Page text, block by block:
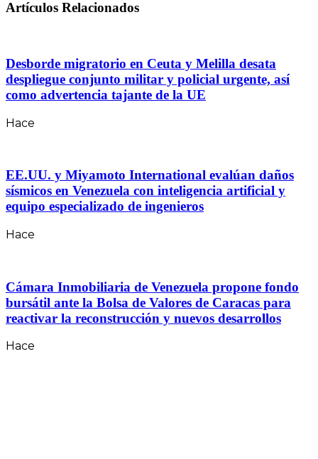
Artículos Relacionados
Desborde migratorio en Ceuta y Melilla desata
despliegue conjunto militar y policial urgente, así
como advertencia tajante de la UE
Hace
EE.UU. y Miyamoto International evalúan daños
sísmicos en Venezuela con inteligencia artificial y
equipo especializado de ingenieros
Hace
Cámara Inmobiliaria de Venezuela propone fondo
bursátil ante la Bolsa de Valores de Caracas para
reactivar la reconstrucción y nuevos desarrollos
Hace